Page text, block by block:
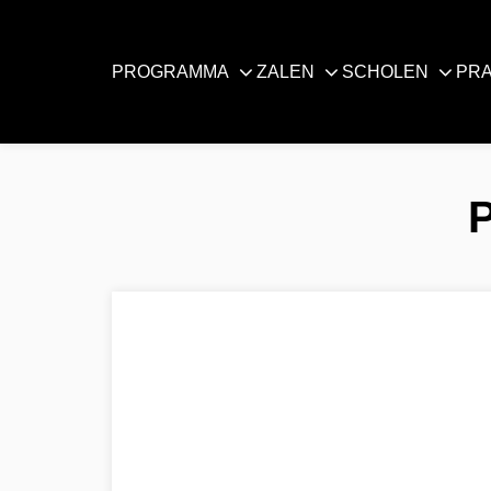
PROGRAMMA ZALEN SCHOLEN